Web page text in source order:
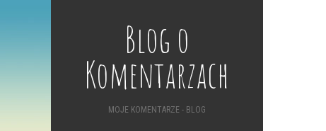
Blog o
Komentarzach
MOJE KOMENTARZE - BLOG